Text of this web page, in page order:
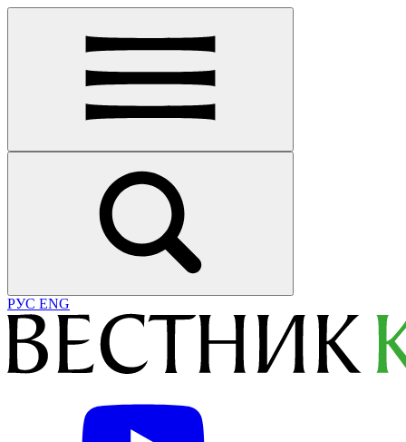
РУС ENG